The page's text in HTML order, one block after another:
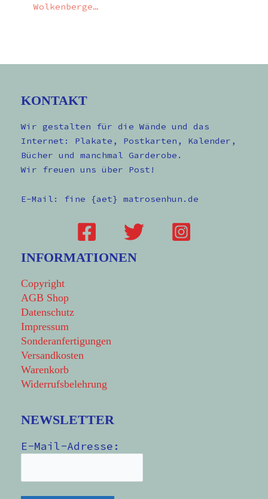
Wolkenberge…
KONTAKT
Wir gestalten für die Wände und das
Internet: Plakate, Postkarten, Kalender,
Bücher und manchmal Garderobe.
Wir freuen uns über Post!
E-Mail: fine {aet} matrosenhun.de
INFORMATIONEN
Copyright
AGB Shop
Datenschutz
Impressum
Sonderanfertigungen
Versandkosten
Warenkorb
Widerrufsbelehrung
NEWSLETTER
E-Mail-Adresse: